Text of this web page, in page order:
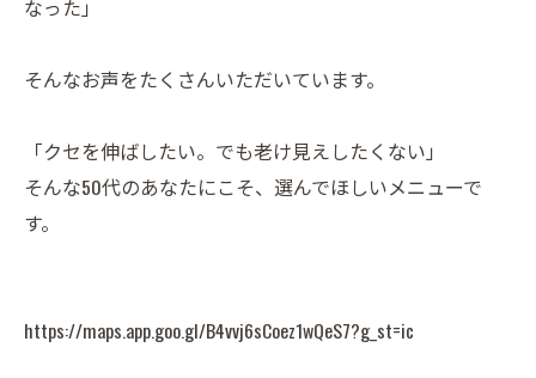
なった」
そんなお声をたくさんいただいています。
「クセを伸ばしたい。でも老け見えしたくない」
そんな50代のあなたにこそ、選んでほしいメニューで
す。
https://maps.app.goo.gl/B4vvj6sCoez1wQeS7?g_st=ic